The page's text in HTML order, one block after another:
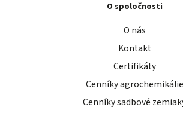
O spoločnosti
O nás
Kontakt
Certifikáty
Cenníky agrochemikálie
Cenníky sadbové